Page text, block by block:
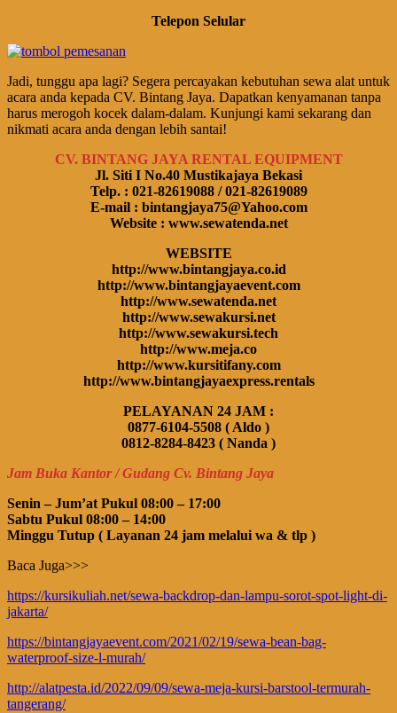
Telepon Selular
Jadi, tunggu apa lagi? Segera percayakan kebutuhan sewa alat untuk
acara anda kepada CV. Bintang Jaya. Dapatkan kenyamanan tanpa
harus merogoh kocek dalam-dalam. Kunjungi kami sekarang dan
nikmati acara anda dengan lebih santai!
CV. BINTANG JAYA RENTAL EQUIPMENT
Jl. Siti I No.40 Mustikajaya Bekasi
Telp. : 021-82619088 / 021-82619089
E-mail : bintangjaya75@Yahoo.com
Website : www.sewatenda.net
WEBSITE
http://www.bintangjaya.co.id
http://www.bintangjayaevent.com
http://www.sewatenda.net
http://www.sewakursi.net
http://www.sewakursi.tech
http://www.meja.co
http://www.kursitifany.com
http://www.bintangjayaexpress.rentals
PELAYANAN 24 JAM :
0877-6104-5508 ( Aldo )
0812-8284-8423 ( Nanda )
Jam Buka Kantor / Gudang Cv. Bintang Jaya
Senin – Jum’at Pukul 08:00 – 17:00
Sabtu Pukul 08:00 – 14:00
Minggu Tutup ( Layanan 24 jam melalui wa & tlp )
Baca Juga>>>
https://kursikuliah.net/sewa-backdrop-dan-lampu-sorot-spot-light-di-
jakarta/
https://bintangjayaevent.com/2021/02/19/sewa-bean-bag-
waterproof-size-l-murah/
http://alatpesta.id/2022/09/09/sewa-meja-kursi-barstool-termurah-
tangerang/